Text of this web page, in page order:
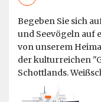
Begeben Sie sich
und Seevögeln auf
von unserem
der kulturreichen
Schottlands.